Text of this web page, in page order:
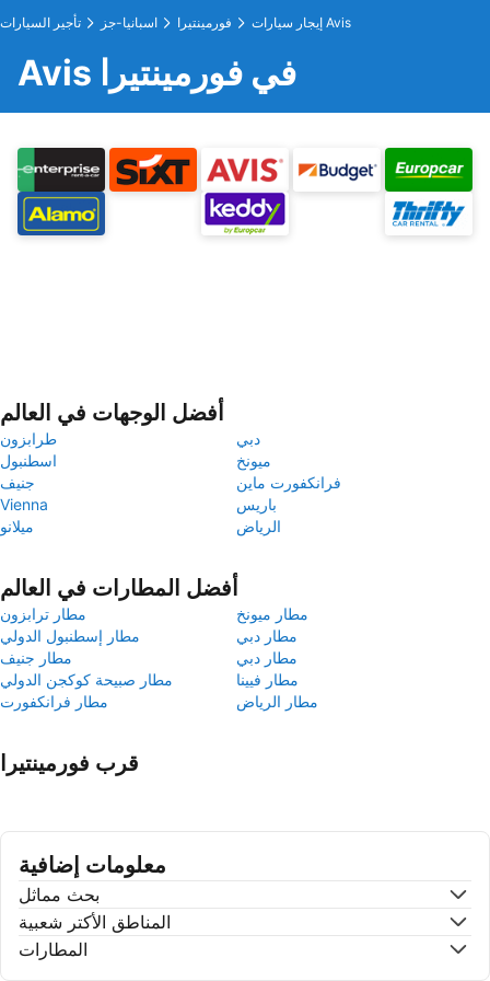
تأجير السيارات اسبانيا-جز فورمينتيرا إيجار سيارات Avis
Avis في فورمينتيرا
أفضل الوجهات في العالم
طرابزون
دبي
اسطنبول
ميونخ
جنيف
فرانكفورت ماين
Vienna
باريس
ميلانو
الرياض
أفضل المطارات في العالم
مطار ترابزون
مطار ميونخ
مطار إسطنبول الدولي
مطار دبي
مطار جنيف
مطار دبي
مطار صبيحة كوكجن الدولي
مطار فيينا
مطار فرانكفورت
مطار الرياض
قرب فورمينتيرا
معلومات إضافية
بحث مماثل
المناطق الأكتر شعبية
المطارات